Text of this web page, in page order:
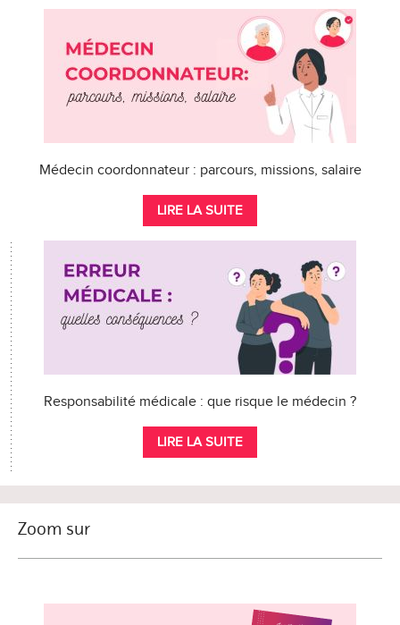
Médecin coordonnateur : parcours, missions, salaire
LIRE LA SUITE
Responsabilité médicale : que risque le médecin ?
LIRE LA SUITE
Zoom sur